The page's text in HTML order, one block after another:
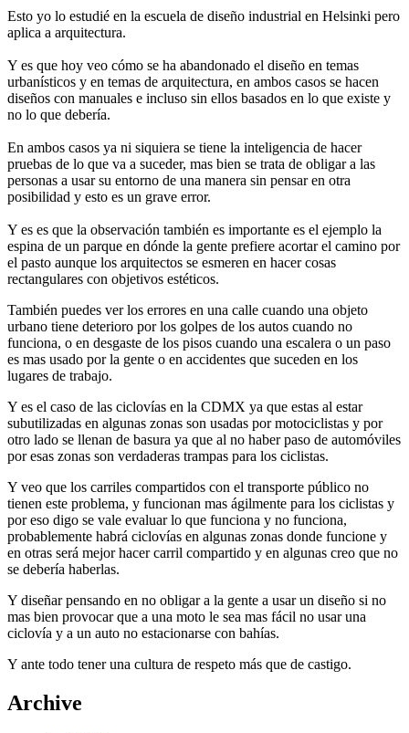
Esto yo lo estudié en la escuela de diseño industrial en Helsinki pero
aplica a arquitectura.
Y es que hoy veo cómo se ha abandonado el diseño en temas
urbanísticos y en temas de arquitectura, en ambos casos se hacen
diseños con manuales e incluso sin ellos basados en lo que existe y
no lo que debería.
En ambos casos ya ni siquiera se tiene la inteligencia de hacer
pruebas de lo que va a suceder, mas bien se trata de obligar a las
personas a usar su entorno de una manera sin pensar en otra
posibilidad y esto es un grave error.
Y es es que la observación también es importante es el ejemplo la
espina de un parque en dónde la gente prefiere acortar el camino por
el pasto aunque los arquitectos se esmeren en hacer cosas
rectangulares con objetivos estéticos.
También puedes ver los errores en una calle cuando una objeto
urbano tiene deterioro por los golpes de los autos cuando no
funciona, o en desgaste de los pisos cuando una escalera o un paso
es mas usado por la gente o en accidentes que suceden en los
lugares de trabajo.
Y es el caso de las ciclovías en la CDMX ya que estas al estar
subutilizadas en algunas zonas son usadas por motociclistas y por
otro lado se llenan de basura ya que al no haber paso de automóviles
por esas zonas son verdaderas trampas para los ciclistas.
Y veo que los carriles compartidos con el transporte público no
tienen este problema, y funcionan mas ágilmente para los ciclistas y
por eso digo se vale evaluar lo que funciona y no funciona,
probablemente habrá ciclovías en algunas zonas donde funcione y
en otras será mejor hacer carril compartido y en algunas creo que no
se debería haberlas.
Y diseñar pensando en no obligar a la gente a usar un diseño si no
mas bien provocar que a una moto le sea mas fácil no usar una
ciclovía y a un auto no estacionarse con bahías.
Y ante todo tener una cultura de respeto más que de castigo.
Archive